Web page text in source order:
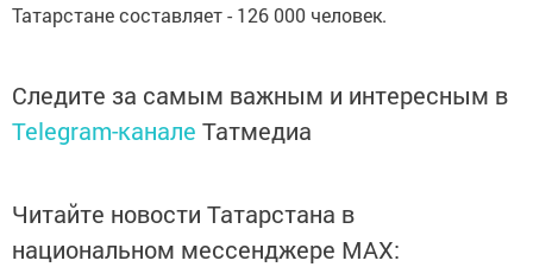
Татарстане составляет - 126 000 человек.
Следите за самым важным и интересным в
Telegram-канале Татмедиа
Читайте новости Татарстана в
национальном мессенджере MАХ: